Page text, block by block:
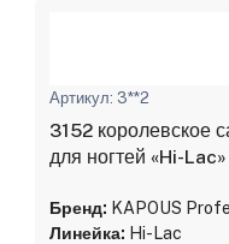
Артикул: 3**2
3152 королевское
для ногтей «Hi-
Бренд: KAPOUS
Линейка: Hi-Lac